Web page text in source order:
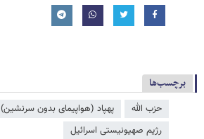
برچسب‌ها
حزب الله
پهپاد (هواپیمای بدون سرنشین)
رژیم صهیونیستی اسرائیل